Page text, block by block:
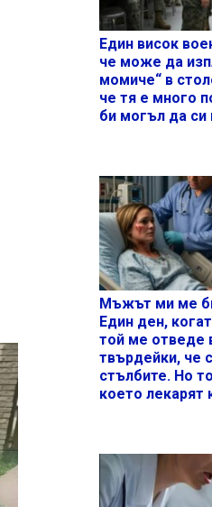
Един висок
че може да
момиче“ в
че тя е много
би могъл да си
Мъжът ми ме
Един ден,
той ме отведе
твърдейки, че
стълбите. Но
което лекарят